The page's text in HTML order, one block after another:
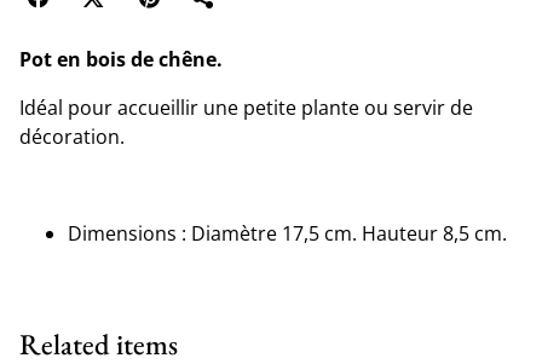
Pot en bois de chêne.
Idéal pour accueillir une petite plante ou servir de
décoration.
Dimensions : Diamètre 17,5 cm. Hauteur 8,5 cm.
Related items